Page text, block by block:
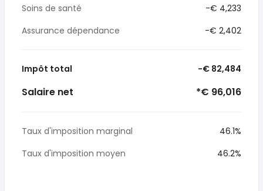
Soins de santé
-€ 4,233
Assurance dépendance
-€ 2,402
Impôt total -€ 82,484
Salaire net *€ 96,016
Taux d'imposition marginal
46.1%
Taux d'imposition moyen
46.2%